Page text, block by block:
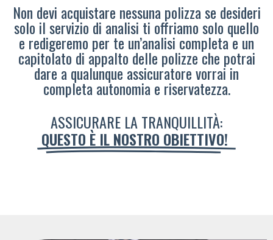
Non devi acquistare nessuna polizza se desideri
solo il servizio di analisi ti offriamo solo quello
e redigeremo per te un’analisi completa e un
capitolato di appalto delle polizze che potrai
dare a qualunque assicuratore vorrai in
completa autonomia e riservatezza.
ASSICURARE LA TRANQUILLITÀ:
QUESTO È IL NOSTRO OBIETTIVO!